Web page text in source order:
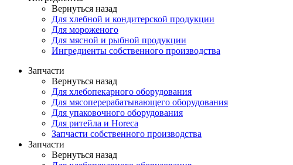
Вернуться назад
Для хлебной и кондитерской продукции
Для мороженого
Для мясной и рыбной продукции
Ингредиенты собственного производства
Запчасти
Вернуться назад
Для хлебопекарного оборудования
Для мясоперерабатывающего оборудования
Для упаковочного оборудования
Для ритейла и Horeca
Запчасти собственного производства
Запчасти
Вернуться назад